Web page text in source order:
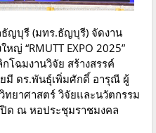
ญบุรี (มทร.ธัญบุรี) จัดงาน
ญ่ “RMUTT EXPO 2025”
โฉมงานวิจัย สร้างสรรค์
มี ดร.พันธุ์เพิ่มศักดิ์ อารุณี ผู้
ทยาศาสตร์ วิจัยและนวัตกรรม
ปิด ณ หอประชุมราชมงคล